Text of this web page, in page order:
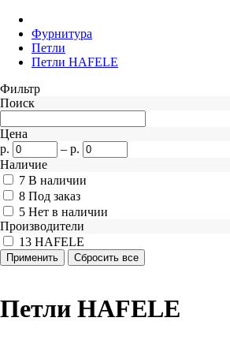
Фурнитура
Петли
Петли HAFELE
Фильтр
Поиск
Цена
р.
– р.
Наличие
7 В наличии
8 Под заказ
5 Нет в наличии
Производители
13 HAFELE
Петли HAFELE